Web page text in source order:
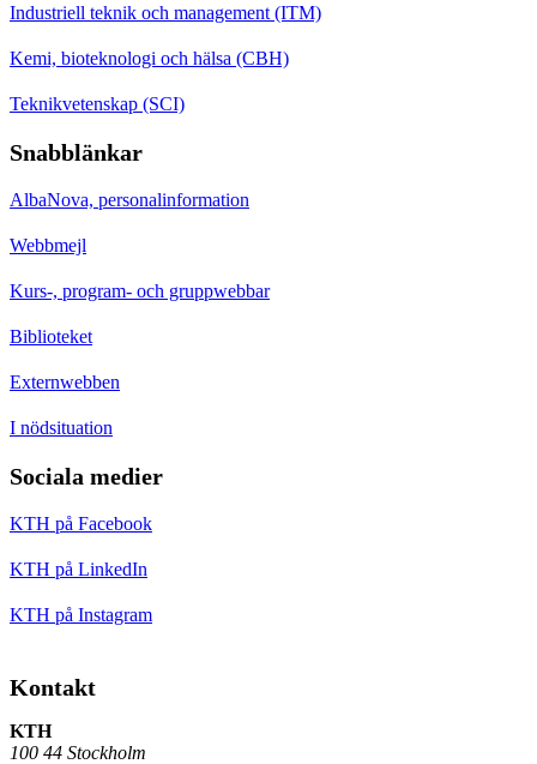
Industriell teknik och management (ITM)
Kemi, bioteknologi och hälsa (CBH)
Teknikvetenskap (SCI)
Snabblänkar
AlbaNova, personalinformation
Webbmejl
Kurs-, program- och gruppwebbar
Biblioteket
Externwebben
I nödsituation
Sociala medier
KTH på Facebook
KTH på LinkedIn
KTH på Instagram
Kontakt
KTH
100 44 Stockholm